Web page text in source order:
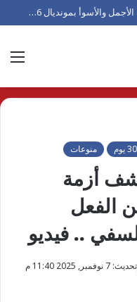
الجزائري بن طالب يكشف عن المباراة الأجمل والأسوأ بمونديال 2026
منوعات
أزمة
الفعل
.. فيديو
2025 11:40 م